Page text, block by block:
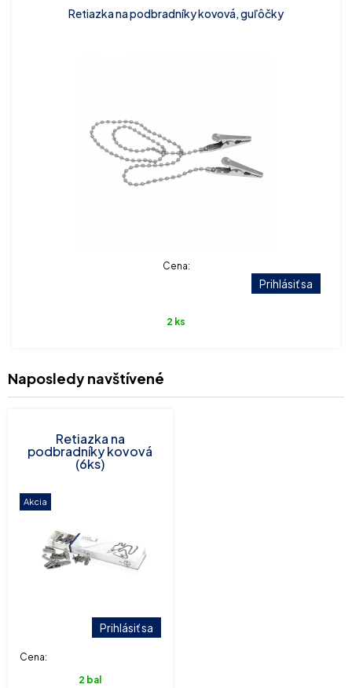
Retiazka na podbradníky kovová, guľôčky
Cena:
Prihlásiť sa
2 ks
Naposledy navštívené
Retiazka na
podbradníky kovová
(6ks)
Akcia
Cena:
Prihlásiť sa
2 bal